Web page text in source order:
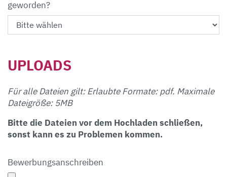
geworden?
UPLOADS
Für alle Dateien gilt: Erlaubte Formate: pdf. Maximale
Dateigröße: 5MB
Bitte die Dateien vor dem Hochladen schließen,
sonst kann es zu Problemen kommen.
Bewerbungsanschreiben